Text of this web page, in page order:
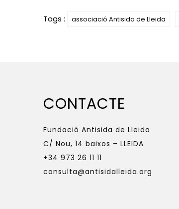
Tags : associació Antisida de Lleida
CONTACTE
Fundació Antisida de Lleida
C/ Nou, 14 baixos – LLEIDA
+34 973 26 11 11
consulta@antisidalleida.org